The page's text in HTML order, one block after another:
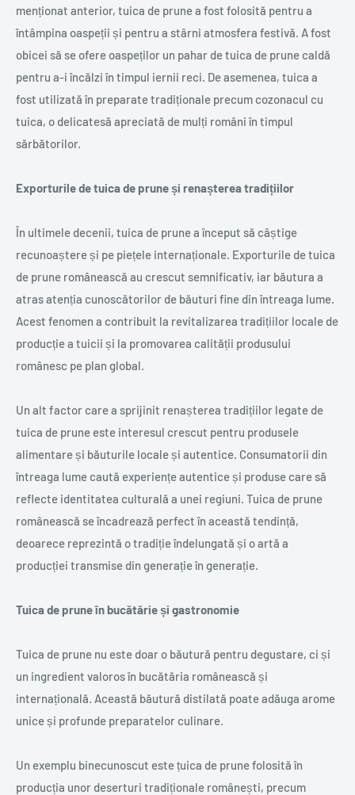
menționat anterior, tuica de prune a fost folosită pentru a
întâmpina oaspeții și pentru a stârni atmosfera festivă. A fost
obicei să se ofere oaspeților un pahar de tuica de prune caldă
pentru a-i încălzi în timpul iernii reci. De asemenea, tuica a
fost utilizată în preparate tradiționale precum cozonacul cu
tuica, o delicatesă apreciată de mulți români în timpul
sărbătorilor.
Exporturile de tuica de prune și renașterea tradițiilor
În ultimele decenii, tuica de prune a început să câștige
recunoaștere și pe piețele internaționale. Exporturile de tuica
de prune românească au crescut semnificativ, iar băutura a
atras atenția cunoscătorilor de băuturi fine din întreaga lume.
Acest fenomen a contribuit la revitalizarea tradițiilor locale de
producție a tuicii și la promovarea calității produsului
românesc pe plan global.
Un alt factor care a sprijinit renașterea tradițiilor legate de
tuica de prune este interesul crescut pentru produsele
alimentare și băuturile locale și autentice. Consumatorii din
întreaga lume caută experiențe autentice și produse care să
reflecte identitatea culturală a unei regiuni. Tuica de prune
românească se încadrează perfect în această tendință,
deoarece reprezintă o tradiție îndelungată și o artă a
producției transmise din generație în generație.
Tuica de prune în bucătărie și gastronomie
Tuica de prune nu este doar o băutură pentru degustare, ci și
un ingredient valoros în bucătăria românească și
internațională. Această băutură distilată poate adăuga arome
unice și profunde preparatelor culinare.
Un exemplu binecunoscut este țuica de prune folosită în
producția unor deserturi tradiționale românești, precum